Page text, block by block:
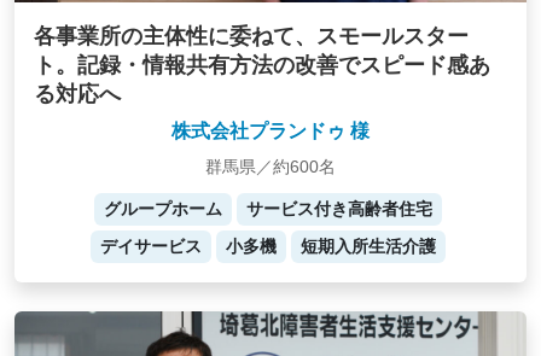
各事業所の主体性に委ねて、スモールスター
ト。記録・情報共有方法の改善でスピード感あ
る対応へ
株式会社プランドゥ 様
群馬県／約600名
グループホーム
サービス付き高齢者住宅
デイサービス
小多機 短期入所生活介護